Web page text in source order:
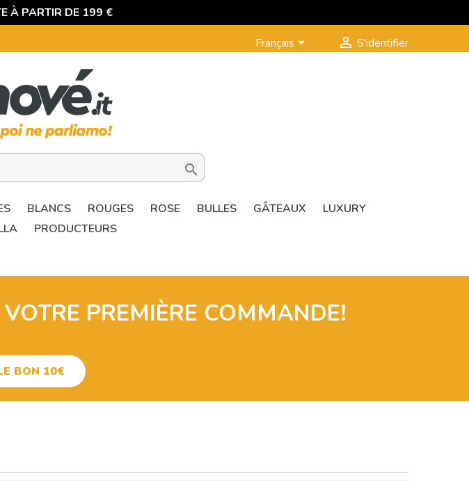
À PARTIR DE 199 €
Français  S'identifier

BLANCS ROUGES ROSE BULLES GÂTEAUX
LUXURY
PRODUCTEURS
PREMIÈRE COMMANDE!
BON 10€